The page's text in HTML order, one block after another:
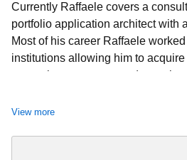
Currently Raffaele covers a
portfolio application architect with
Most of his career Raffaele
institutions allowing him to
enterprise processes and security
contributed to the Cloud Native
View more